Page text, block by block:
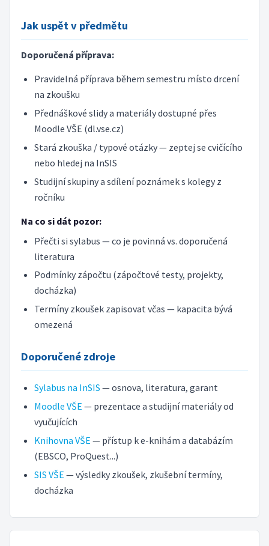
Jak uspět v předmětu
Doporučená příprava:
Pravidelná příprava během semestru místo drcení
na zkoušku
Přednáškové slidy a materiály dostupné přes
Moodle VŠE (dl.vse.cz)
Stará zkouška / typové otázky — zeptej se cvičícího
nebo hledej na InSIS
Studijní skupiny a sdílení poznámek s kolegy z
ročníku
Na co si dát pozor:
Přečti si sylabus — co je povinná vs. doporučená
literatura
Podmínky zápočtu (zápočtové testy, projekty,
docházka)
Termíny zkoušek zapisovat včas — kapacita bývá
omezená
Doporučené zdroje
Sylabus na InSIS — osnova, literatura, garant
Moodle VŠE — prezentace a studijní materiály od
vyučujících
Knihovna VŠE — přístup k e-knihám a databázím
(EBSCO, ProQuest...)
SIS VŠE — výsledky zkoušek, zkušební termíny,
docházka